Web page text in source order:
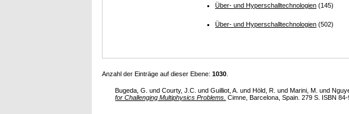
Über- und Hyperschalltechnologien (145)
Über- und Hyperschalltechnologien (502)
Anzahl der Einträge auf dieser Ebene: 1030
Bugeda, G. undCourty, J.C. undGuilliot, A. und Höld, R. und Marini, M. und
for Challenging Multiphysics Problems. Cimne, Barcelona, Spain. 279 S. ISBN